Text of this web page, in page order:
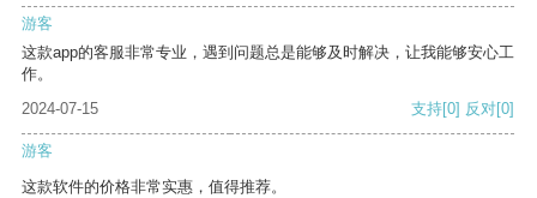
游客
这款app的客服非常专业，遇到问题总是能够及时解决，让我能够安心工
作。
2024-07-15
支持[0] 反对[0]
游客
这款软件的价格非常实惠，值得推荐。